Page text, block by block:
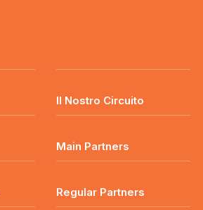
Il Nostro Circuito
Main Partners
Regular Partners